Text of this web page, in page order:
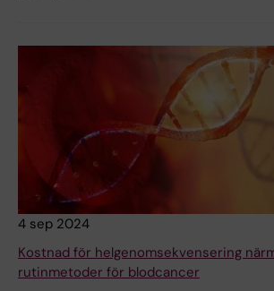
4 sep 2024
Kostnad för helgenomsekvensering
rutinmetoder för blodcancer